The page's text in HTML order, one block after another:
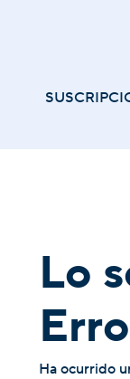
Lo
Ha ocurrido